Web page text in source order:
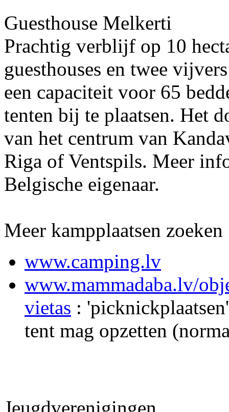
Guesthouse Melkerti
Prachtig verblijf op 10
guesthouses en twee
een capaciteit voor 65
tenten bij te plaatsen. Het
van het centrum van
Riga of Ventspils. Meer
Belgische eigenaar.
Meer kampplaatsen zoeken
www.camping.lv
www.mammadaba.lv/
vietas :
tent mag opzetten